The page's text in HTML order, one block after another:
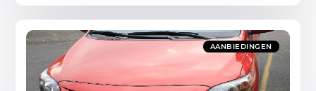
AANBIEDINGEN